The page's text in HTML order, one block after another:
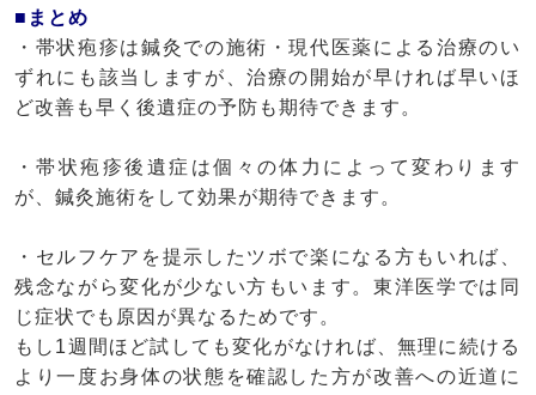
■まとめ
・帯状疱疹は鍼灸での施術・現代医薬による治療のい
ずれにも該当しますが、治療の開始が早ければ早いほ
ど改善も早く後遺症の予防も期待できます。
・帯状疱疹後遺症は個々の体力によって変わります
が、鍼灸施術をして効果が期待できます。
・セルフケアを提示したツボで楽になる方もいれば、
残念ながら変化が少ない方もいます。東洋医学では同
じ症状でも原因が異なるためです。
もし1週間ほど試しても変化がなければ、無理に続ける
より一度お身体の状態を確認した方が改善への近道に